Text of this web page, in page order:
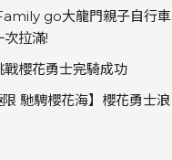
go大龍門親子自行車
拉滿!
櫻花勇士完騎成功
馳騁櫻花海】櫻花勇士浪